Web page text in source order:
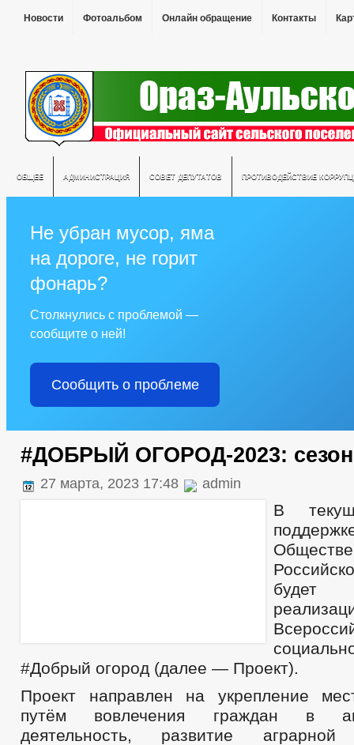
Новости Фотоальбом Онлайн обращение Контакты
ОБЩЕЕ АДМИНИСТРАЦИЯ СОВЕТ ДЕПУТАТОВ ПРОТИВОДЕЙСТВИЕ
Не убран мусор, яма
на дороге, не горит
фонарь?
Столкнулись с проблемой —
сообщите о ней!
Сообщить о проблеме
#ДОБРЫЙ ОГОРОД-2023: сезон
27 марта, 2023 17:48 admin
В
будет
#Добрый огород (далее — Проект).
Проект направлен на укрепление
путём вовлечения граждан в
деятельность, развитие аграрной